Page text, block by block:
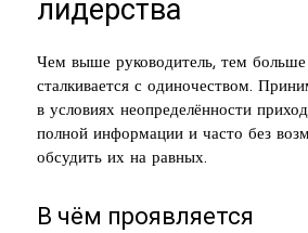
лидерства
Чем выше руководитель, тем
сталкивается с одиночеством.
в условиях неопределённости
полной информации и часто без
обсудить их на равных.
В чём проявляется